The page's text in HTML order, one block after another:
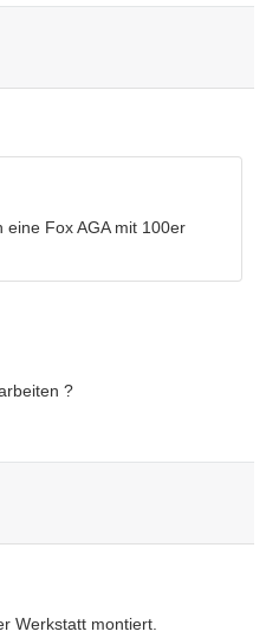
Fox AGA mit 100er
?
Werkstatt montiert.